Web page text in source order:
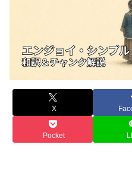
X
Pocket